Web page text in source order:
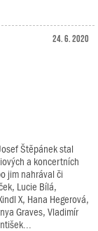
24. 6. 2020
Štěpánek stal
a koncertních
jim nahrával či
Lucie Bílá,
X, Hana Hegerová,
Graves, Vladimír